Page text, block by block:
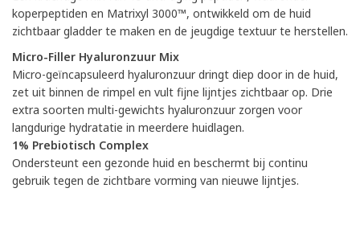
koperpeptiden en Matrixyl 3000™, ontwikkeld om de huid
zichtbaar gladder te maken en de jeugdige textuur te herstellen.
Micro-Filler Hyaluronzuur Mix
Micro-geïncapsuleerd hyaluronzuur dringt diep door in de huid,
zet uit binnen de rimpel en vult fijne lijntjes zichtbaar op. Drie
extra soorten multi-gewichts hyaluronzuur zorgen voor
langdurige hydratatie in meerdere huidlagen.
1% Prebiotisch Complex
Ondersteunt een gezonde huid en beschermt bij continu
gebruik tegen de zichtbare vorming van nieuwe lijntjes.